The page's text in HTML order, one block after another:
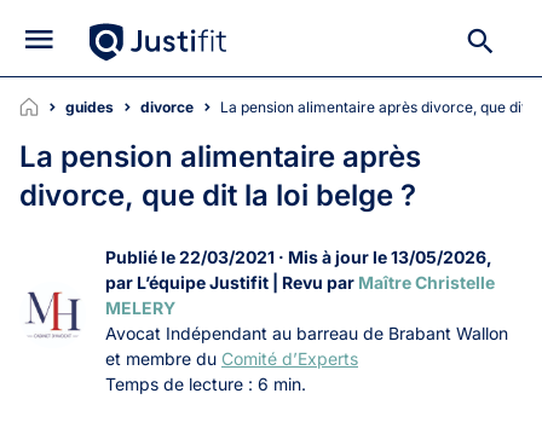
guides divorce La pension alimentaire après divorce, que dit
La pension alimentaire après
divorce, que dit la loi belge ?
Publié le 22/03/2021 · Mis à jour le 13/05/2026,
par L’équipe Justifit | Revu par Maître Christelle
MELERY
Avocat Indépendant au barreau de Brabant Wallon
et membre du Comité d’Experts
Temps de lecture : 6 min.